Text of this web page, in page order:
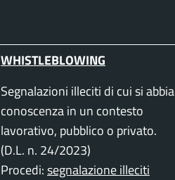
WHISTLEBLOWING
Segnalazioni illeciti di cui si abbia
conoscenza in un contesto
lavorativo, pubblico o privato.
(D.L. n. 24/2023)
Procedi:segnalazione illeciti